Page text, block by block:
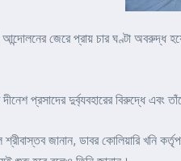
জেরে প্রায় চার ঘণ্টা অবরুদ্ধ
প্রসাদের দুর্ব্যবহারের বিরুদ্ধে এবং
শ্রীবাস্তব জানান, ডাবর কোলিয়ারি খনি